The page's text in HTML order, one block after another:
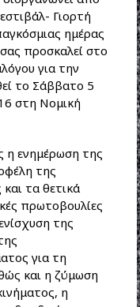
Γιορτή
ημέρας
προσκαλεί στο
για την
το Σάββατο 5
στη Νομική
η ενημέρωση της
της
τα θετικά
πρωτοβουλίες
της
για τη
και η ζύμωση
η